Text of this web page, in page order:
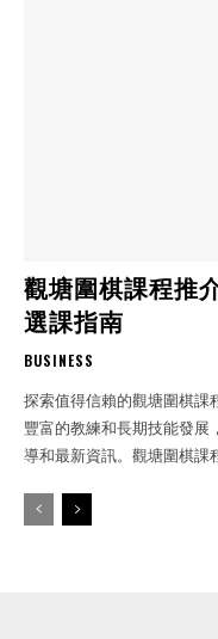
觀塘圍棋課程推
選課指南
BUSINESS
探索值得信賴的觀塘圍棋課
豐富的教練和長期技能發展
導和最新資訊。觀塘圍棋課